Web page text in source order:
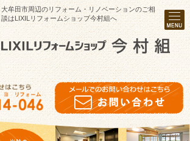
大牟田市周辺のリフォーム・リノベーションのご相
談はLIXILリフォームショップ今村組へ